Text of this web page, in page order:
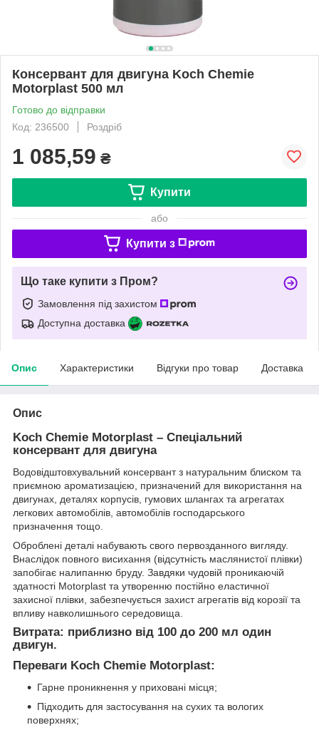
Консервант для двигуна Koch Chemie
Motorplast 500 мл
Готово до відправки
Код: 236500
Роздріб
1 085,59 ₴
Купити
або
Купити з
Що таке купити з Пром?
Замовлення під захистом
Доступна доставка
Опис Характеристики Відгуки про товар Доставка
Опис
Koch Chemie Motorplast – Спеціальний
консервант для двигуна
Водовідштовхувальний консервант з натуральним блиском та
приємною ароматизацією, призначений для використання на
двигунах, деталях корпусів, гумових шлангах та агрегатах
легкових автомобілів, автомобілів господарського
призначення тощо.
Оброблені деталі набувають свого первозданного вигляду.
Внаслідок повного висихання (відсутність маслянистої плівки)
запобігає налипанню бруду. Завдяки чудовій проникаючій
здатності Motorplast та утворенню постійно еластичної
захисної плівки, забезпечується захист агрегатів від корозії та
впливу навколишнього середовища.
Витрата: приблизно від 100 до 200 мл один
двигун.
Переваги Koch Chemie Motorplast:
Гарне проникнення у приховані місця;
Підходить для застосування на сухих та вологих
поверхнях;